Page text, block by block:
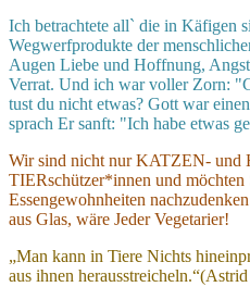
Ich betrachtete all` die in Käfigen
Wegwerfprodukte der
Augen Liebe und Hoffnung,
Verrat. Und ich war voller Zorn:
tust du nicht etwas? Gott war
sprach Er sanft: "Ich habe etwas
Wir sind nicht nur KATZEN- und
TIERschützer*innen und möchten
Essengewohnheiten
aus Glas, wäre Jeder Vegetarier!
„Man kann in Tiere Nichts
aus ihnen